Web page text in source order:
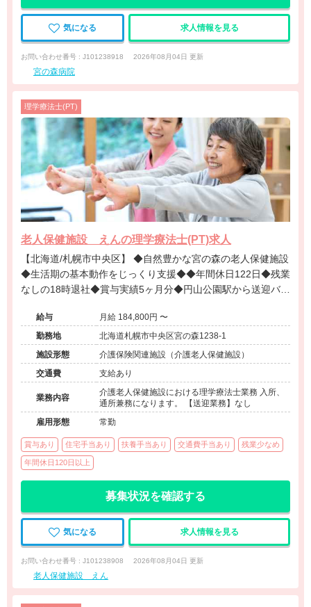
気になる 求人情報を見る
お問い合わせ番号 : J101238918 2026年08月04日 更新
宮の森病院
理学療法士(PT)
老人保健施設 えんの理学療法士(PT)求人
【北海道/札幌市中央区】 ◆自然豊かな宮の森の老人保健施設
◆生活期の基本動作をじっくり支援◆◆年間休日122日◆残業
なしの18時退社◆賞与実績5ヶ月分◆円山公園駅から送迎バス
給与
月給 184,800円 〜
勤務地
北海道札幌市中央区宮の森1238-1
施設形態
介護保険関連施設（介護老人保健施設）
交通費
支給あり
業務内容
介護老人保健施設における理学療法士業務 入所、
通所兼務になります。 【送迎業務】なし
雇用形態
常勤
賞与あり 住宅手当あり 扶養手当あり 交通費手当あり 残業少なめ
年間休日120日以上
募集状況を確認する
気になる 求人情報を見る
お問い合わせ番号 : J101238908 2026年08月04日 更新
老人保健施設 えん